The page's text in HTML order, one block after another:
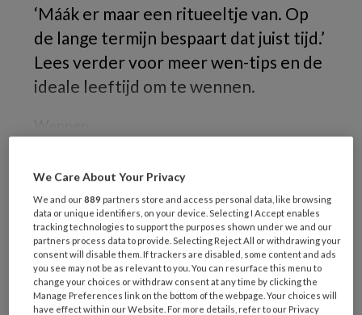
‘Máák er maar een ritueeltje van. Op
de lange termijn bespaart dat juist tijd.’
Lees verder voor meer wen-tips en de
ideale leeftijd om te wennen.
REGISTREREN
Wil je dit artikel lezen?
Maak gratis een account aan en lees 2
artikelen gratis per maand
We Care About Your Privacy
We and our889 partners store and access personal data, like browsing
data or unique identifiers, on your device. Selecting I Accept enables
tracking technologies to support the purposes shown under we and our
partners process data to provide. Selecting Reject All or withdrawing your
consent will disable them. If trackers are disabled, some content and ads
you see may not be as relevant to you. You can resurface this menu to
change your choices or withdraw consent at any time by clicking the
Manage Preferences link on the bottom of the webpage. Your choices will
have effect within our Website. For more details, refer to our Privacy